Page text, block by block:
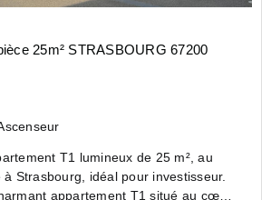
25m² STRASBOURG 67200
T1 lumineux de 25 m², au
Strasbourg, idéal pour investisseur.
appartement T1 situé au cœur